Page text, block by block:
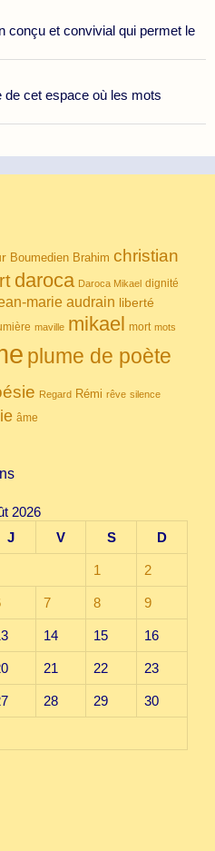
conçu et convivial qui permet le
de cet espace où les mots
Boumedien Brahim christian
daroca Daroca Mikael dignité
marie audrain liberté
maville mikael mort mots
plume de poète
Regard Rémi rêve silence
âme
2026
J V S D
1 2
7 8 9
14 15 16
21 22 23
28 29 30